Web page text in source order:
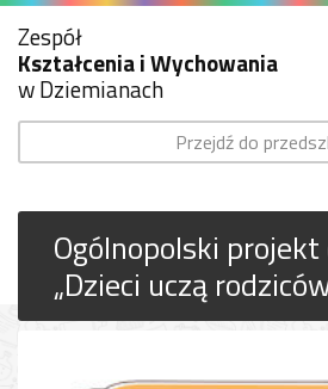
Zespół
Kształcenia i Wychowania
w Dziemianach
Przejdź do
Ogólnopolski
„Dzieci uczą